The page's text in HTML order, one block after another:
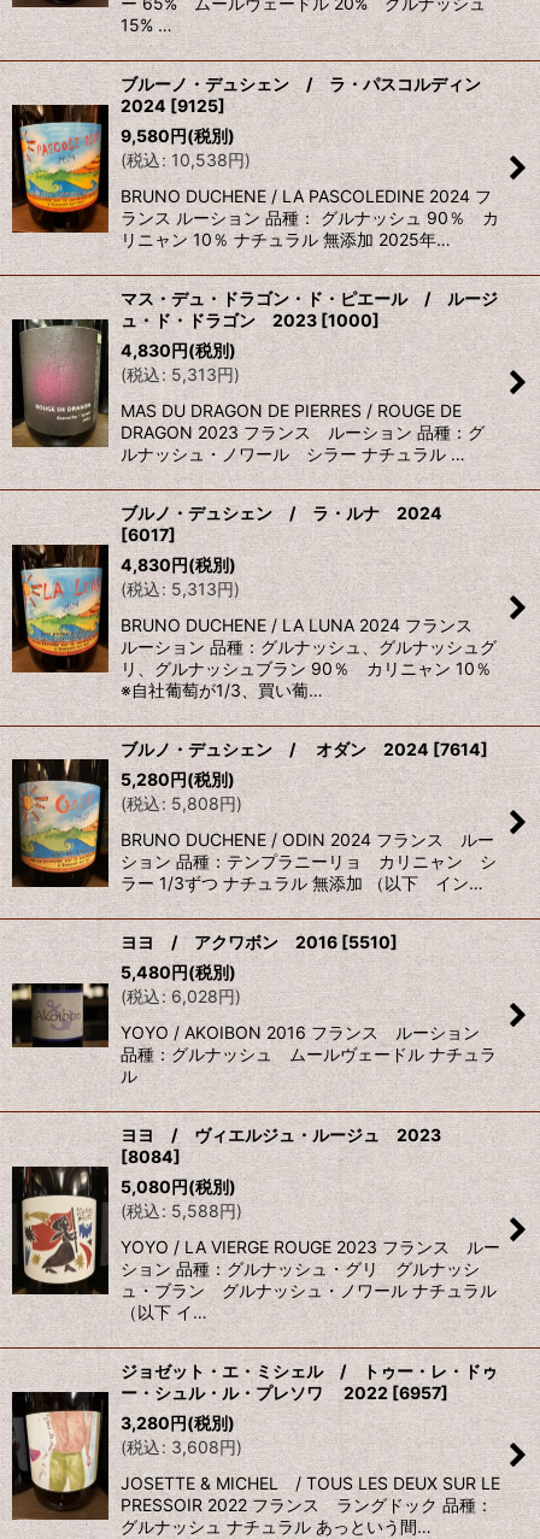
15% …
ブルーノ・デュシェン / ラ・パスコルディン
2024 [9125]
9,580円(税別)
(税込: 10,538円)
BRUNO DUCHENE / LA PASCOLEDINE 2024 フ
ランス ルーション 品種： グルナッシュ 90％ カ
リニャン 10％ ナチュラル 無添加 2025年…
マス・デュ・ドラゴン・ド・ピエール / ルージ
ュ・ド・ドラゴン 2023 [1000]
4,830円(税別)
(税込: 5,313円)
MAS DU DRAGON DE PIERRES / ROUGE DE
DRAGON 2023 フランス ルーション 品種：グ
ルナッシュ・ノワール シラー ナチュラル …
ブルノ・デュシェン / ラ・ルナ 2024
[6017]
4,830円(税別)
(税込: 5,313円)
BRUNO DUCHENE / LA LUNA 2024 フランス
ルーション 品種：グルナッシュ、グルナッシュグ
リ、グルナッシュブラン 90％ カリニャン 10％
※自社葡萄が1/3、買い葡…
ブルノ・デュシェン / オダン 2024 [7614]
5,280円(税別)
(税込: 5,808円)
BRUNO DUCHENE / ODIN 2024 フランス ルー
ション 品種：テンプラニーリョ カリニャン シ
ラー 1/3ずつ ナチュラル 無添加 （以下 イン…
ヨヨ / アクワボン 2016[5510]
5,480円(税別)
(税込: 6,028円)
YOYO / AKOIBON 2016 フランス ルーション
品種：グルナッシュ ムールヴェードル ナチュラ
ル
ヨヨ / ヴィエルジュ・ルージュ 2023
[8084]
5,080円(税別)
(税込: 5,588円)
YOYO / LA VIERGE ROUGE 2023 フランス ルー
ション 品種：グルナッシュ・グリ グルナッシ
ュ・ブラン グルナッシュ・ノワール ナチュラル
（以下 イ…
ジョゼット・エ・ミシェル / トゥー・レ・ドゥ
ー・シュル・ル・プレソワ 2022[6957]
3,280円(税別)
(税込: 3,608円)
JOSETTE & MICHEL / TOUS LES DEUX SUR LE
PRESSOIR 2022 フランス ラングドック 品種：
グルナッシュ ナチュラル あっという間…